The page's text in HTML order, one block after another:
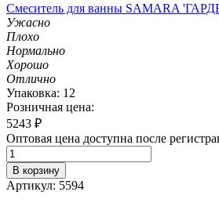
Смеситель для ванны SAMARA
Ужасно
Плохо
Нормально
Хорошо
Отлично
Упаковка: 12
Розничная цена:
5243 ₽
Оптовая цена доступна после
В корзину
Артикул: 5594